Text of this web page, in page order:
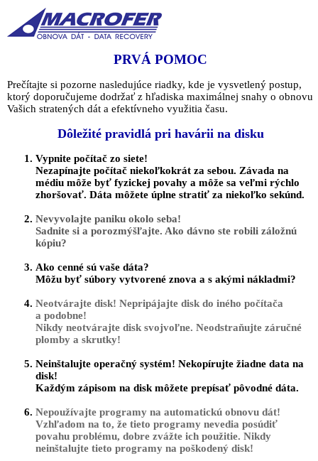
PRVÁ POMOC
Prečítajte si pozorne nasledujúce riadky, kde je vysvetlený postup,
ktorý doporučujeme dodržať z hľadiska maximálnej snahy o obnovu
Vašich stratených dát a efektívneho využitia času.
Dôležité pravidlá pri havárii na disku
Vypnite počítač zo siete!
Nezapínajte počítač niekoľkokrát za sebou. Závada na
médiu môže byť fyzickej povahy a môže sa veľmi rýchlo
zhoršovať. Dáta môžete úplne stratiť za niekoľko sekúnd.
Nevyvolajte paniku okolo seba!
Sadnite si a porozmýšľajte. Ako dávno ste robili záložnú
kópiu?
Ako cenné sú vaše dáta?
Môžu byť súbory vytvorené znova a s akými nákladmi?
Neotvárajte disk! Nepripájajte disk do iného počítača
a podobne!
Nikdy neotvárajte disk svojvoľne. Neodstraňujte záručné
plomby a skrutky!
Neinštalujte operačný systém! Nekopírujte žiadne data na
disk!
Každým zápisom na disk môžete prepísať pôvodné dáta.
Nepoužívajte programy na automatickú obnovu dát!
Vzhľadom na to, že tieto programy nevedia posúdiť
povahu problému, dobre zvážte ich použitie. Nikdy
neinštalujte tieto programy na poškodený disk!